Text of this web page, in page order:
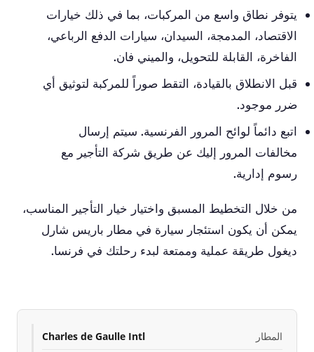
يتوفر نطاق واسع من المركبات، بما في ذلك خيارات
الاقتصاد، المدمجة، السيدان، سيارات الدفع الرباعي،
الفاخرة، القابلة للتحويل، والميني فان.
قبل الانطلاق بالقيادة، التقط صوراً للمركبة لتوثيق أي
ضرر موجود.
اتبع دائماً لوائح المرور الفرنسية. سيتم إرسال
مخالفات المرور إليك عن طريق شركة التأجير مع
رسوم إدارية.
من خلال التخطيط المسبق واختيار خيار التأجير المناسب،
يمكن أن يكون استئجار سيارة في مطار باريس شارل
ديغول طريقة عملية وممتعة لبدء رحلتك في فرنسا.
المطار
Charles de Gaulle Intl